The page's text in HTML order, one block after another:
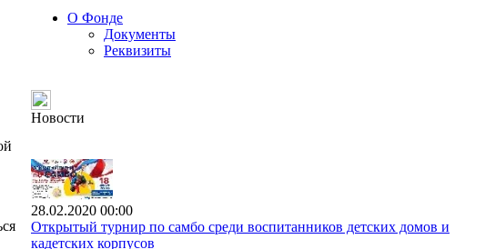
О Фонде
Документы
Реквизиты
Новости
28.02.2020 00:00
Открытый турнир по самбо среди воспитанников детских домов и
кадетских корпусов